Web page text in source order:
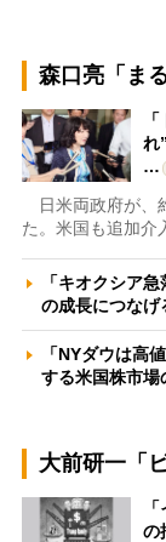
森口亮「ま
れ
…
日米両政府が、
た。米国も追加介
「キオクシア
の成長につな
「NYダウは高
する米国株市
大前研一「
の